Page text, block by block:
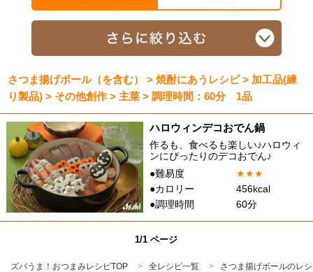
さつま揚げボール（を含む） > 焼酎にあうレシピ > 加工品(練
り製品) > その他創作 > 主菜 > 調理時間：60分 1品
ハロウィンデコおでん鍋
作るも、食べるも楽しい♪ハロウィ
ンにぴったりのデコおでん♪
●難易度
★★★
●カロリー
456kcal
●調理時間
60分
1/1 ページ
ズバうま！おつまみレシピTOP 全レシピ一覧
さつま揚げボールのレ